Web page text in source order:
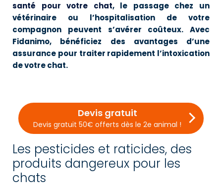
santé pour votre chat, le passage chez un
vétérinaire ou l’hospitalisation de votre
compagnon peuvent s’avérer coûteux. Avec
Fidanimo, bénéficiez des avantages d’une
assurance pour traiter rapidement l’intoxication
de votre chat.
Devis gratuit
Devis gratuit 50€ offerts dès le 2e animal !
Les pesticides et raticides, des
produits dangereux pour les
chats